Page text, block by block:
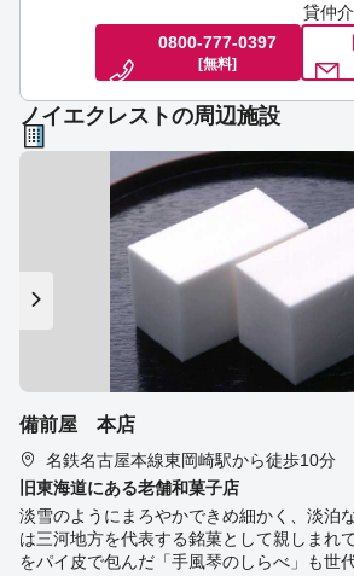
貸仲
0800-777-0397
[無料]
ノイエクレストの周辺施設
備前屋 本店
名鉄名古屋本線東岡崎駅から徒歩10分
旧東海道にある老舗和菓子店
淡雪のようにまろやかできめ細かく、淡泊
は三河地方を代表する銘菓として親しまれ
をパイ皮で包んだ「手風琴のしらべ」も世